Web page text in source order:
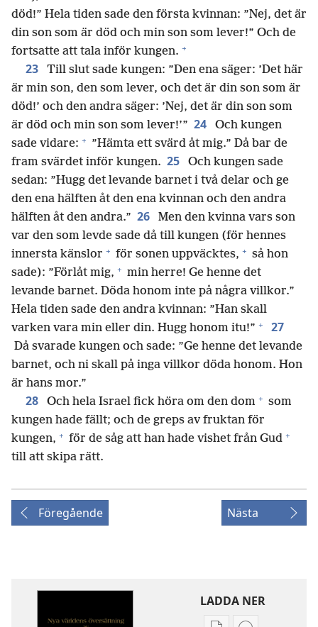
död!” Hela tiden sade den första kvinnan: ”Nej, det är
din son som är död och min son som lever!” Och de
fortsatte att tala inför kungen. +
23
Till slut sade kungen: ”Den ena säger: ’Det här
är min son, den som lever, och det är din son som är
död!’ och den andra säger: ’Nej, det är din son som
är död och min son som lever!’” 24
Och kungen
sade vidare: + ”Hämta ett svärd åt mig.” Då bar de
fram svärdet inför kungen. 25
Och kungen sade
sedan: ”Hugg det levande barnet i två delar och ge
den ena hälften åt den ena kvinnan och den andra
hälften åt den andra.” 26
Men den kvinna vars son
var den som levde sade då till kungen (för hennes
innersta känslor + för sonen uppväcktes, + så hon
sade): ”Förlåt mig, + min herre! Ge henne det
levande barnet. Döda honom inte på några villkor.”
Hela tiden sade den andra kvinnan: ”Han skall
varken vara min eller din. Hugg honom itu!” + 27
Då svarade kungen och sade: ”Ge henne det levande
barnet, och ni skall på inga villkor döda honom. Hon
är hans mor.”
28 Och hela Israel fick höra om den dom + som
kungen hade fällt; och de greps av fruktan för
kungen, + för de såg att han hade vishet från Gud +
till att skipa rätt.
Föregående Nästa
LADDA NER